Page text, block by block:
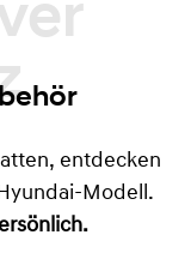
entdecken
Modell.